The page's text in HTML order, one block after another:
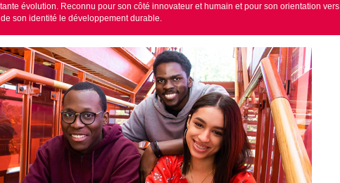
évolution. Reconnu pour son côté innovateur et humain et pour son orientation vers
son identité le développement durable.